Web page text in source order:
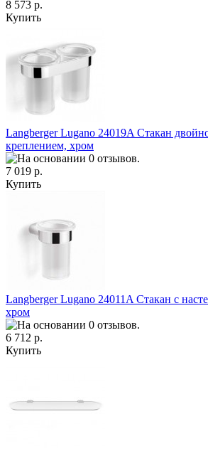
8 573 р.
Купить
Langberger Lugano 24019A Стакан
креплением, хром
7 019 р.
Купить
Langberger Lugano 24011A Стакан с
хром
6 712 р.
Купить